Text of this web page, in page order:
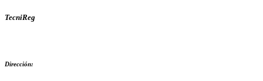
TecniReg
Dirección: